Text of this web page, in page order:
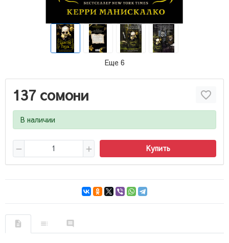
Еще 6
137 сомони
В наличии
Купить